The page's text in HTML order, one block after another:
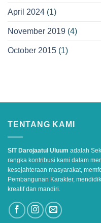
April 2024 (1)
November 2019 (4)
October 2015 (1)
TENTANG KAMI
SIT Darojaatul Uluum adalah
rangka kontribusi kami dalam
kesejahteraan masyarakat,
Pembangunan Karakter,
kreatif dan mandiri.